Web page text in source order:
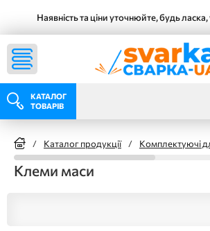
Наявність та ціни уточнюйте, будь
КАТАЛОГ
ТОВАРІВ
/ Каталог продукції / Комплектуючі
Клеми маси